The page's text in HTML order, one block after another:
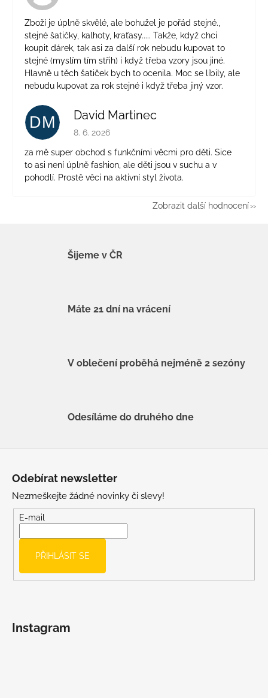
Zboží je úplně skvělé, ale bohužel je pořád stejné.,
stejné šatičky, kalhoty, kraťasy..... Takže, když chci
koupit dárek, tak asi za další rok nebudu kupovat to
stejné (myslím tím střih) i když třeba vzory jsou jiné.
Hlavně u těch šatiček bych to ocenila. Moc se líbily, ale
nebudu kupovat za rok stejné i když třeba jiný vzor.
DM David Martinec
Hodnocení obchodu je 5 z 5 hvězdiček.
8. 6. 2026
za mě super obchod s funkčními věcmi pro děti. Sice
to asi není úplně fashion, ale děti jsou v suchu a v
pohodlí. Prostě věci na aktivní styl života.
Zobrazit další hodnocení
Šijeme v ČR
Máte 21 dní na vrácení
V oblečení proběhá nejméně 2 sezóny
Odesíláme do druhého dne
Odebírat newsletter
Nezmeškejte žádné novinky či slevy!
E-mail
PŘIHLÁSIT SE
Instagram